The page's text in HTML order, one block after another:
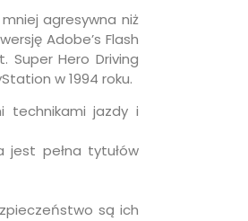
agresywna niż
Adobe’s Flash
Super Hero Driving
w 1994 roku.
technikami jazdy i
jest pełna tytułów
są ich